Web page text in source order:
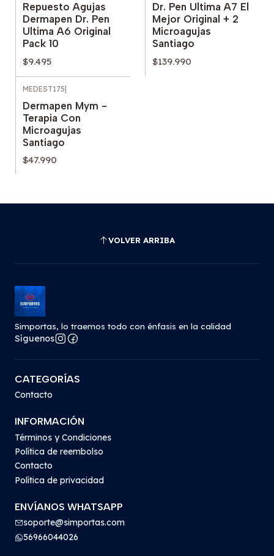
Repuesto Agujas
Dermapen Dr. Pen
Ultima A6 Original
Pack 10
$9.495
Dr. Pen Ultima A7 El
Mejor Original + 2
Microagujas
Santiago
$139.990
MEDEST175|
Dermapen Mym -
Terapia Con
Microagujas
Santiago
$47.990
VOLVER ARRIBA
Simportas, lo traemos todo con énfasis en la calidad
Síguenos
CATEGORÍAS
Contacto
INFORMACIÓN
Términos y Condiciones
Política de reembolso
Contacto
Política de privacidad
ENVÍANOS WHATSAPP
soporte@simportas.com
56966044026